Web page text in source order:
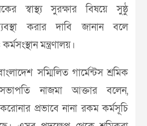
স্বাস্থ্য সুরক্ষার বিষয়ে সুষ্ঠু
করার দাবি জানান বলে
মন্ত্রণালয়।
সম্মিলিত গার্মেন্টস শ্রমিক
নাজমা আক্তার বলেন,
প্রভাবে নানা রকম কর্মসূচি